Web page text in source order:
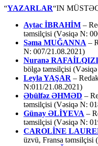
“YAZARLAR“IN
Aytac İBRAHİM –
təmsilçisi (Vəsiqə N:
Səma MUĞANNA –
N: 007/21.08.2021)
Nuranə RAFAİLQIZI
bölgə təmsilçisi
Leyla YAŞAR –
N:011/21.08.2021)
Əbülfəz ƏHMƏD –
təmsilçisi (Vəsiqə N:
Günay ƏLİYEVA –
təmsilçisi (Vəsiqə N:
CAROLİNE
üzvü, Fransa təmsilçisi